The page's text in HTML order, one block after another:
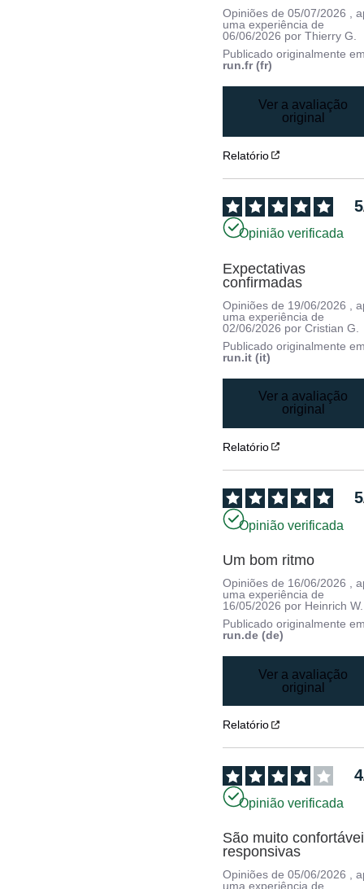
Opiniões de05/07/2026 ,
uma experiência de
06/06/2026 porThierry G.
Publicado originalmente
run.fr (fr)
Ver a avaliação
original
Relatório
5
Opinião verificada
Expectativas
confirmadas
Opiniões de 19/06/2026
,
uma experiência de
02/06/2026 porCristian G.
Publicado originalmente
run.it (it)
Ver a avaliação
original
Relatório
5
Opinião verificada
Um bom ritmo
Opiniões de 16/06/2026
,
uma experiência de
16/05/2026 por Heinrich W.
Publicado originalmente
run.de (de)
Ver a avaliação
original
Relatório
4
Opinião verificada
São muito
responsivas
Opiniões de05/06/2026 ,
uma experiência de